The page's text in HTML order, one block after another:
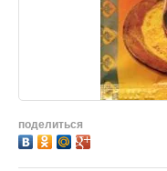
поделиться